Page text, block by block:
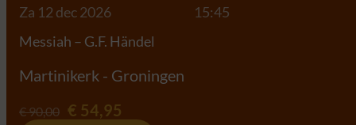
Za 12 dec 2026
15:45
Messiah – G.F. Händel
Martinikerk - Groningen
€ 90,00 € 54,95